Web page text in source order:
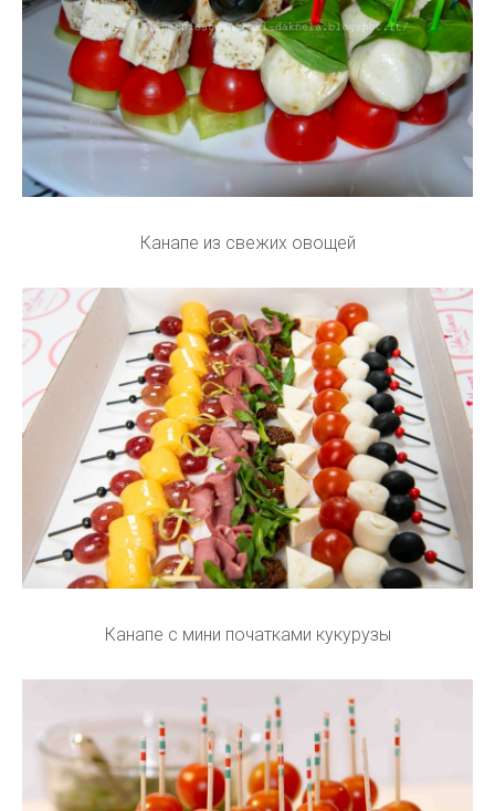
Канапе из свежих овощей
Канапе с мини початками кукурузы